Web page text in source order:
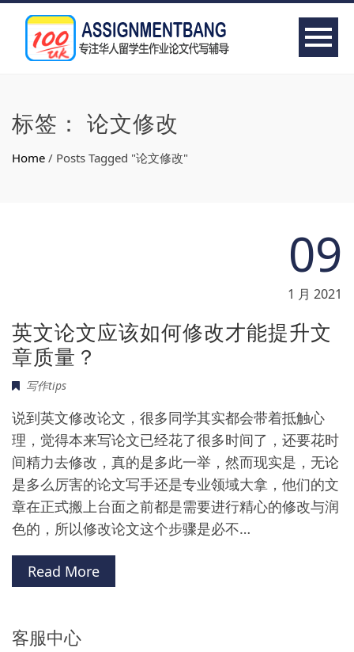
标签： 论文修改
Home / Posts Tagged "论文修改"
09
1 月 2021
英文论文应该如何修改才能提升文
章质量？
写作tips
说到英文修改论文，很多同学其实都会带着抵触心
理，觉得本来写论文已经花了很多时间了，还要花时
间精力去修改，真的是多此一举，然而现实是，无论
是多么厉害的论文写手还是专业领域大拿，他们的文
章在正式搬上台面之前都是需要进行精心的修改与润
色的，所以修改论文这个步骤是必不…
Read More
客服中心